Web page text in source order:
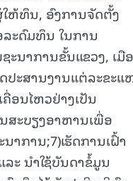
ຫ້ທຶນ, ອົງການຈັດຕັ້ງ
ະດົມທຶນ ໃນການ
ນາການຂັ້ນແຂວງ, ເມື
ປະສານງານແຕ່ລະຂະ
ອນໄຫວຢ່າງເປັນ
ສະບຽງອາຫານເພື່ອ
າການ;7)ເຮັດການເຝົ້າ
ະ ນຳໃຊ້ບັນດາຂໍ້ມູນ